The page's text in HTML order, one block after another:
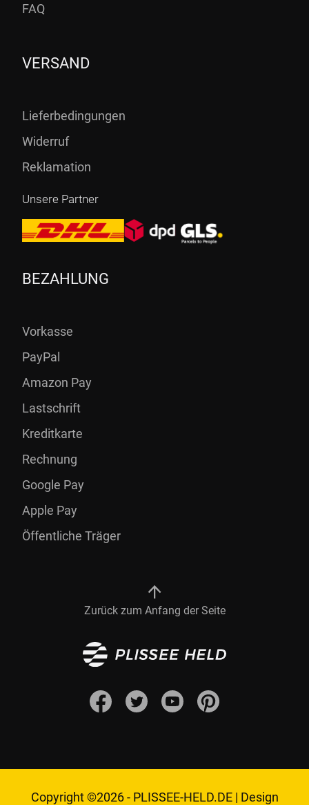
Zurück zum Anfang der Seite
FAQ
VERSAND
Lieferbedingungen
Widerruf
Reklamation
Unsere Partner
BEZAHLUNG
Vorkasse
PayPal
Amazon Pay
Lastschrift
Kreditkarte
Rechnung
Google Pay
Apple Pay
Öffentliche Träger
Copyright ©2026 - PLISSEE-HELD.DE| Design